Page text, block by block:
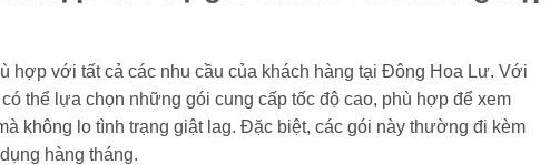
hợp với tất cả các nhu cầu của khách hàng tại Đông Hoa Lư. Với
thể lựa chọn những gói cung cấp tốc độ cao, phù hợp để xem
không lo tình trạng giật lag. Đặc biệt, các gói này thường đi kèm
hàng tháng.